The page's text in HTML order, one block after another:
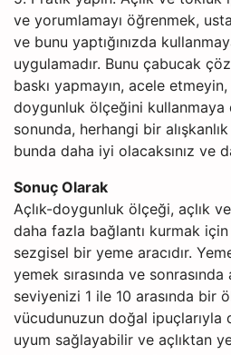
ve yorumlamayı öğrenmek,
ve bunu yaptığınızda
uygulamadır. Bunu çabucak
baskı yapmayın, acele
doygunluk ölçeğini kullanmaya
sonunda, herhangi bir
bunda daha iyi olacaksınız ve
Sonuç Olarak
Açlık-doygunluk ölçeği, açlık
daha fazla bağlantı kurmak
sezgisel bir yeme aracıdır.
yemek sırasında ve
seviyenizi 1 ile 10 arasında bir
vücudunuzun doğal ipuçlarıyla
uyum sağlayabilir ve açlıktan